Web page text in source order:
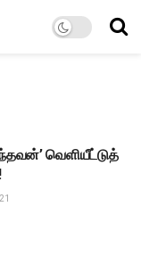
வெளியீட்டுத்